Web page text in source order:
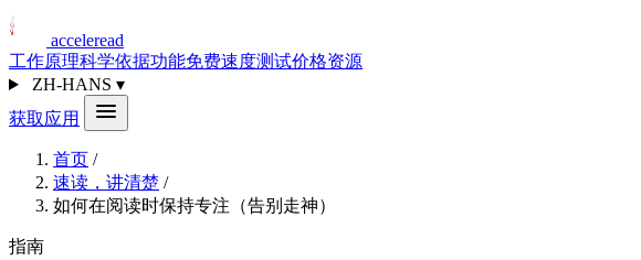
acceleread
工作原理科学依据功能免费速度测试价格资源
ZH-HANS ▾
获取应用
首页 /
速读，讲清楚 /
如何在阅读时保持专注（告别走神）
指南